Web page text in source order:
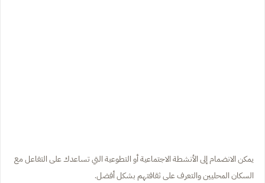
يمكن الانضمام إلى الأنشطة الاجتماعية أو التطوعية التي تساعدك على التفاعل مع
السكان المحليين والتعرف على ثقافتهم بشكل أفضل.